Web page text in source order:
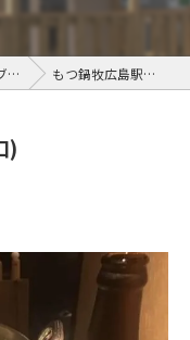
グ もつ鍋牧広島駅前店(駅西入口)
)